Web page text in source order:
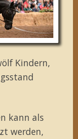
Kindern,
kann als
werden,